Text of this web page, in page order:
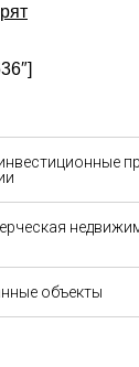
объекты